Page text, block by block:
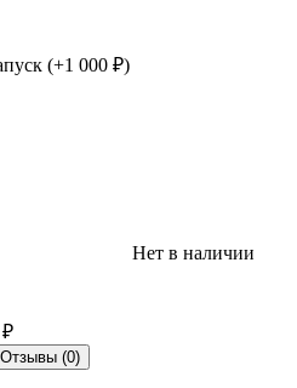
(+1 000 ₽)
Нет в наличии
₽
Отзывы (0)